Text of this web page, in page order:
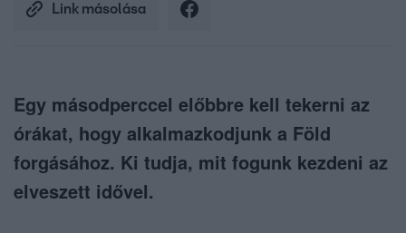
Link másolása
Egy másodperccel előbbre kell tekerni az
órákat, hogy alkalmazkodjunk a Föld
forgásához. Ki tudja, mit fogunk kezdeni az
elveszett idővel.